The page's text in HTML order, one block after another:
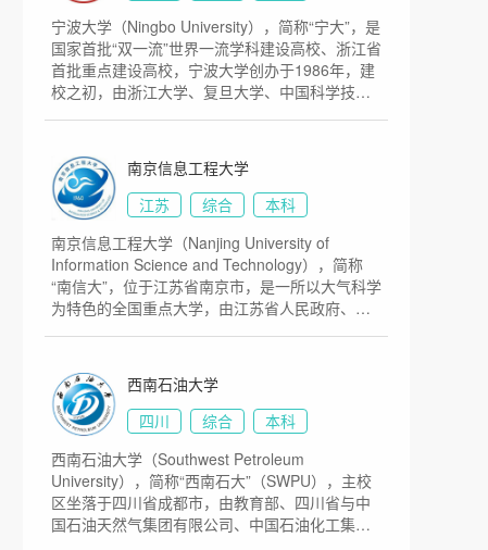
后历经开封师范学院、河南师范大学等阶段；
1984年，恢复河南大学校名。目前学校总体占地
面积5500亩。
宁波大学（Ningbo University），简称“宁大”，是
国家首批“双一流”世界一流学科建设高校、浙江省
首批重点建设高校，宁波大学创办于1986年，建
校之初，由浙江大学、复旦大学、中国科学技术
学院宁波分院三校合并，组建新的宁波大学。目
前学校总体占地面积3037亩。
南京信息工程大学
江苏
综合
本科
南京信息工程大学（Nanjing University of
Information Science and Technology），简称
“南信大”，位于江苏省南京市，是一所以大气科学
为特色的全国重点大学，由江苏省人民政府、中
高水平大学建设高峰计划A类建设高校，学校始建
于1960年，原隶属中央（军委）气象局，前身为
南京大学气象学院，1963年独立建校为南京气象
学院，1978年列入全国重点大学，2004年更名为
南京信息工程大学。2007年以来，先后实现了江
苏省人民政府、中国气象局、教育部、国家海洋
局的多方共建。现为以江苏省管理为主的中央与
地方共建高校。目前学校总体占地面积2000亩。
西南石油大学
四川
综合
本科
西南石油大学（Southwest Petroleum
University），简称“西南石大”（SWPU），主校
区坐落于四川省成都市，由教育部、四川省与中
国石油天然气集团有限公司、中国石油化工集团